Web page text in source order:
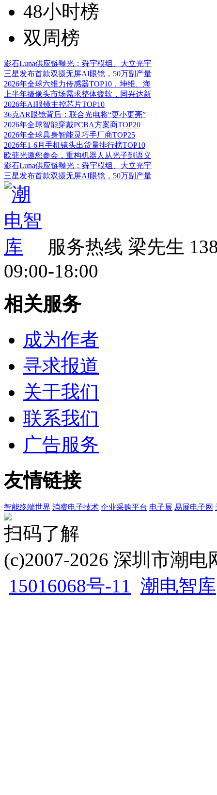
48小时榜
双周榜
影石Luna供应链曝光：舜宇模组、大立光宇
三星发布首款双摄无屏AI眼镜，50万副产量
2026年全球六维力传感器TOP10，坤维、海
上半年摄像头市场需求整体疲软，同兴达新
2026年AI眼镜主控芯片TOP10
36克AR眼镜背后：联合光电将“更小更亮”
2026年全球智能穿戴PCBA方案商TOP20
2026年全球具身智能灵巧手厂商TOP25
2026年1-6月手机镜头出货量排行榜TOP10
欧菲光邀您参会，重构机器人从光子到语义
影石Luna供应链曝光：舜宇模组、大立光宇
三星发布首款双摄无屏AI眼镜，50万副产量
服务热线 梁先生
09:00-18:00
相关服务
成为作者
寻求报道
关于我们
联系我们
广告服务
友情链接
智能终端世界 消费电子技术 企业采购平台 电子展 易展电子网
扫码了解
(c)2007-2026 深圳市潮
15016068号-11 潮电智库